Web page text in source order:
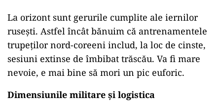
La orizont sunt gerurile cumplite ale iernilor
rusești. Astfel încât bănuim că antrenamentele
trupeților nord-coreeni includ, la loc de cinste,
sesiuni extinse de îmbibat trăscău. Va fi mare
nevoie, e mai bine să mori un pic euforic.
Dimensiunile militare și logistica